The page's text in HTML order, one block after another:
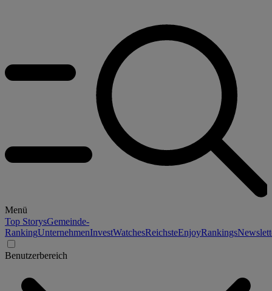
Menü
Top StorysGemeinde-
RankingUnternehmenInvestWatchesReichsteEnjoyRankings
Benutzerbereich